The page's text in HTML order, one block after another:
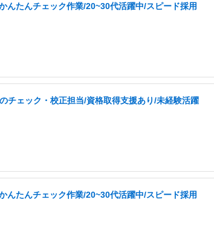
んたんチェック作業/20~30代活躍中/スピード採用
チェック・校正担当/資格取得支援あり/未経験活躍
んたんチェック作業/20~30代活躍中/スピード採用